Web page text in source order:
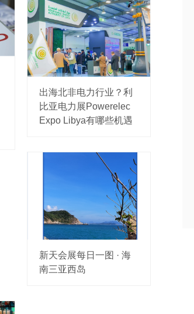
出海北非电力行业？利
比亚电力展Powerelec
Expo Libya有哪些机遇
新天会展每日一图 · 海
南三亚西岛